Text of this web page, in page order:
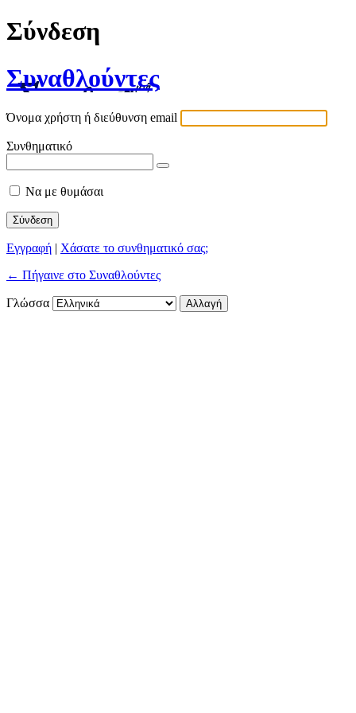
Σύνδεση
Συναθλούντες
Όνομα χρήστη ή διεύθυνση email
Συνθηματικό
Να με θυμάσαι
Εγγραφή | Χάσατε το συνθηματικό σας;
← Πήγαινε στο Συναθλούντες
Γλώσσα